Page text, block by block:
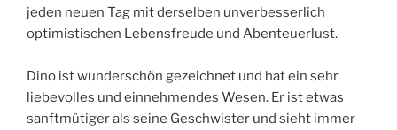
jeden neuen Tag mit derselben unverbesserlich
optimistischen Lebensfreude und Abenteuerlust.
Dino ist wunderschön gezeichnet und hat ein sehr
liebevolles und einnehmendes Wesen. Er ist etwas
sanftmütiger als seine Geschwister und sieht immer